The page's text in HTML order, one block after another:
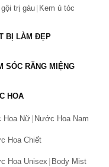
hướng dẫn đặt hàng
gội trị gàu Kem ủ tóc
BỊ LÀM ĐẸP
SÓC RĂNG MIỆNG
HOA
Hoa Nữ Nước Hoa Nam
Hoa Chiết
Hoa Unisex Body Mist